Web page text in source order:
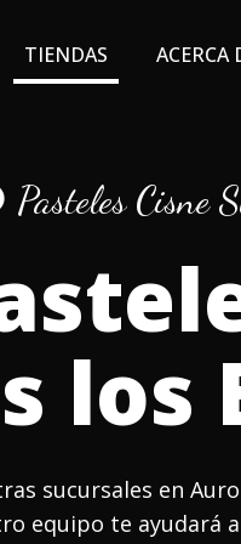
TIENDAS ACERCA
Cisne
los
sucursales en
equipo te ayudará